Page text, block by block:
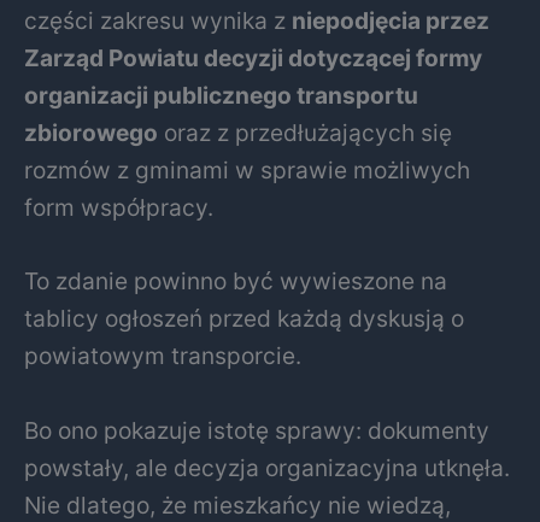
części zakresu wynika z niepodjęcia przez
Zarząd Powiatu decyzji dotyczącej formy
organizacji publicznego transportu
zbiorowego oraz z przedłużających się
rozmów z gminami w sprawie możliwych
form współpracy.
To zdanie powinno być wywieszone na
tablicy ogłoszeń przed każdą dyskusją o
powiatowym transporcie.
Bo ono pokazuje istotę sprawy: dokumenty
powstały, ale decyzja organizacyjna utknęła.
Nie dlatego, że mieszkańcy nie wiedzą,